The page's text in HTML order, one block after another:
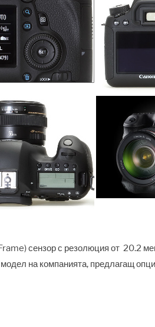
сензор с резолюция от 20.2
на компанията, предлагащ